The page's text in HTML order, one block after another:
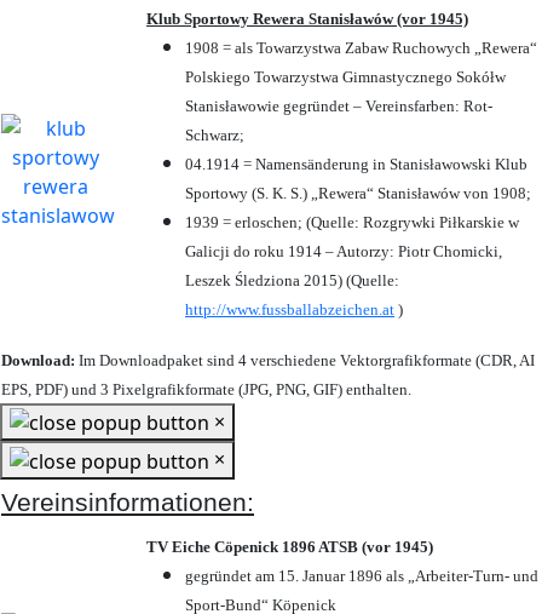
Klub Sportowy Rewera Stanisławów (vor 1945)
1908 = als Towarzystwa Zabaw Ruchowych „Rewera“
Polskiego Towarzystwa Gimnastycznego Sokółw
Stanisławowie gegründet – Vereinsfarben: Rot-
Schwarz;
04.1914 = Namensänderung in Stanisławowski Klub
Sportowy (S. K. S.) „Rewera“ Stanisławów von 1908;
1939 = erloschen; (Quelle: Rozgrywki Piłkarskie w
Galicji do roku 1914 – Autorzy: Piotr Chomicki,
Leszek Śledziona 2015) (Quelle:
http://www.fussballabzeichen.at )
Download: Im Downloadpaket sind 4 verschiedene Vektorgrafikformate (CDR, AI
EPS, PDF) und 3 Pixelgrafikformate (JPG, PNG, GIF) enthalten.
×
×
Vereinsinformationen:
TV Eiche Cöpenick 1896 ATSB (vor 1945)
gegründet am 15. Januar 1896 als „Arbeiter-Turn- und
Sport-Bund“ Köpenick